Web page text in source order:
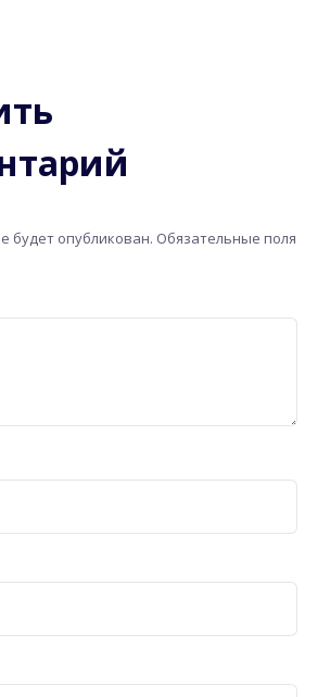
будет опубликован. Обязательные поля